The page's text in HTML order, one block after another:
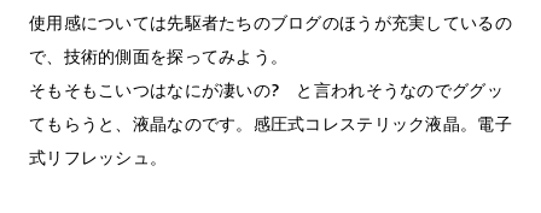
使用感については先駆者たちのブログのほうが充実しているの
で、技術的側面を探ってみよう。
そもそもこいつはなにが凄いの? と言われそうなのでググッ
てもらうと、液晶なのです。感圧式コレステリック液晶。電子
式リフレッシュ。